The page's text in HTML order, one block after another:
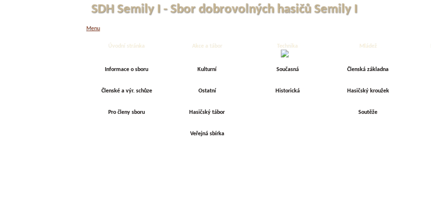
Menu
Úvodní stránka
Informace o sboru
Členské a výr. schůze
Pro členy sboru
Akce a tábor
Kulturní
Ostatní
Hasičský tábor
Veřejná sbírka
Technika
Současná
Historická
Mládež
Členská základna
Hasičský kroužek
Soutěže
SDH Semily I - Sbor dobrovolných hasičů Semily I